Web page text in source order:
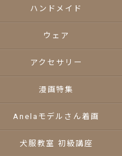
ハンドメイド
ウェア
アクセサリー
漫画特集
Anelaモデルさん着画
犬服教室 初級講座